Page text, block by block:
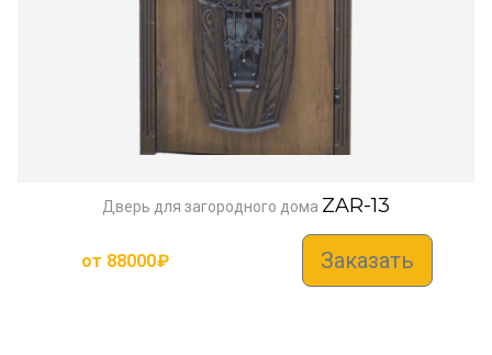
Дверь для загородного дома ZAR-13
от 88000₽ Заказать